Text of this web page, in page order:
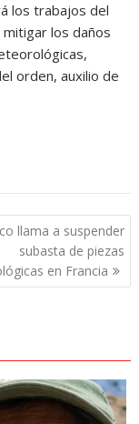
los trabajos del
mitigar los daños
orden, auxilio de
llama a suspender
subasta de piezas
en Francia